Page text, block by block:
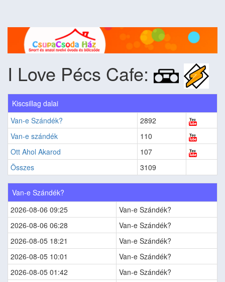
I Love Pécs Cafe:
Kiscsillag dalai
Van-e Szándék?
2892
Van-e szándék
110
Ott Ahol Akarod
107
Összes
3109
Van-e Szándék?
2026-08-06 09:25
Van-e Szándék?
2026-08-06 06:28
Van-e Szándék?
2026-08-05 18:21
Van-e Szándék?
2026-08-05 10:01
Van-e Szándék?
2026-08-05 01:42
Van-e Szándék?